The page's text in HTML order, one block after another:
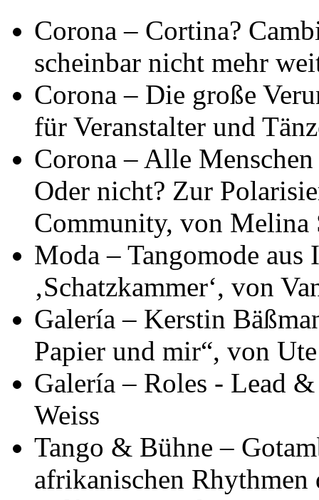
Corona – Cortina?
scheinbar nicht mehr
Corona – Die große
für Veranstalter und
Corona – Alle
Oder nicht? Zur
Community, von Melina
Moda – Tangomode
‚Schatzkammer‘, von
Galería – Kerstin
Papier und mir“, von
Galería – Roles - Lead
Weiss
Tango & Bühne –
afrikanischen Rhythmen